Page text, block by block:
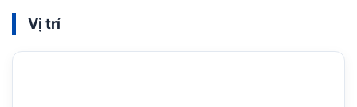
Vị trí